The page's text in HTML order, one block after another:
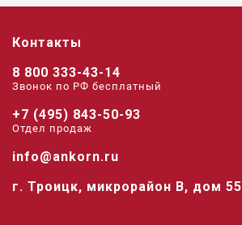
Контакты
8 800 333-43-14
Звонок по РФ беcплатный
+7 (495) 843-50-93
Отдел продаж
info@ankorn.ru
г. Троицк, микрорайон В, дом 55